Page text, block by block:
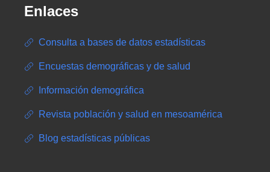
Enlaces
Consulta a bases de datos estadísticas
Encuestas demográficas y de salud
Información demográfica
Revista población y salud en mesoamérica
Blog estadísticas públicas